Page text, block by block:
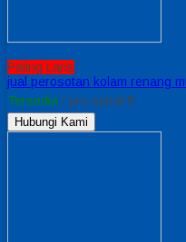
Paling Laris
jual perosotan kolam renang
Tersedia / prs spiral B
Hubungi Kami